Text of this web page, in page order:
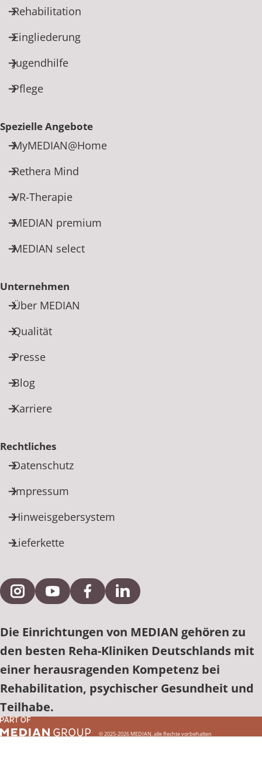
Rehabilitation
Eingliederung
Jugendhilfe
Pflege
Spezielle Angebote
MyMEDIAN@Home
Rethera Mind
VR-Therapie
MEDIAN premium
MEDIAN select
Unternehmen
Über MEDIAN
Qualität
Presse
Blog
Karriere
Rechtliches
Datenschutz
Impressum
Hinweisgebersystem
Lieferkette
Externe Verlinkung zu Instagram
Externe Verlinkung zu YouTube
Externe Verlinkung zu Facebook
Externe Verlinkung zu
Die Einrichtungen von MEDIAN gehören zu
den besten Reha-Kliniken Deutschlands mit
einer herausragenden Kompetenz bei
Rehabilitation, psychischer Gesundheit und
Teilhabe.
© 2025-2026 MEDIAN, alle Rechte vorbehalten